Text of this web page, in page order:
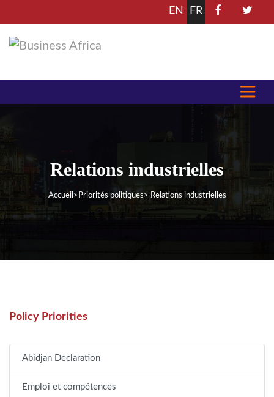
EN FR
Relations industrielles
Accueil > Priorités politiques> Relations industrielles
Policy Priorities
Abidjan Declaration
Emploi et compétences